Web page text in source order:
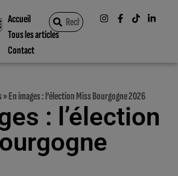
Accueil
Tous les articles
Contact
»En images : l’élection Miss Bourgogne 2026
: l’élection